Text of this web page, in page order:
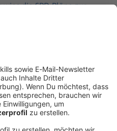
die SPD-Pläne zur
zurück. Er frage
wie dramatisch die
forderte unter anderem,
abzuschaffen und die